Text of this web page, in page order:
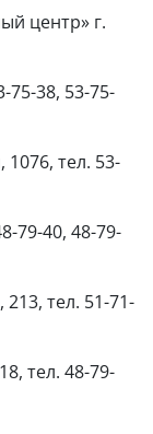
центр» г.
75-38, 53-75-
1076, тел. 53-
79-40, 48-79-
тел. 51-71-
тел. 48-79-